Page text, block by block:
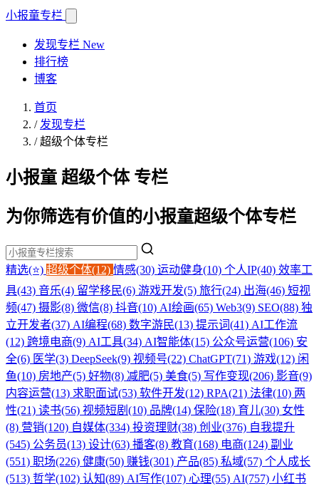
小报童专栏
发现专栏 New
排行榜
博客
首页
/ 发现专栏
/超级个体专栏
小报童 超级个体 专栏
为你筛选有价值的小报童超级个体专栏
精选(⭐) 超级个体(12) 情感(30) 运动健身(10) 个人IP(40) 效率工
具(43) 音乐(4) 留学移民(6) 游戏开发(5) 旅行(24) 出海(46) 短视
频(47) 摄影(8) 微信(8) 抖音(10) AI绘画(65) Web3(9) SEO(88) 独
立开发者(37) AI编程(68) 数字游民(13) 提示词(41) AI工作流
(12) 跨境电商(9) AI工具(34) AI智能体(15) 公众号运营(106) 安
全(6) 医学(3) DeepSeek(9) 视频号(22) ChatGPT(71) 游戏(12) 闲
鱼(10) 房地产(5) 好物(8) 减肥(5) 美食(5) 写作变现(206) 影音(9)
内容运营(13) 求职面试(53) 软件开发(12) RPA(21) 法律(10) 两
性(21) 读书(56) 视频短剧(10) 品牌(14) 保险(18) 育儿(30) 女性
(8) 营销(120) 自媒体(334) 投资理财(38) 创业(376) 自我提升
(545) 公务员(13) 设计(63) 播客(8) 教育(168) 电商(124) 副业
(551) 职场(226) 健康(50) 赚钱(301) 产品(85) 私域(57) 个人成长
(513) 哲学(102) 认知(89) AI写作(107) 心理(55) AI(757) 小红书